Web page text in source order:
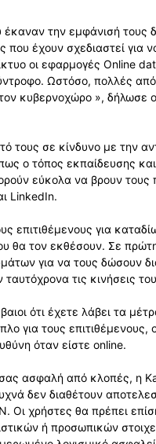
έκαναν την εμφάνισή τους
που έχουν σχεδιαστεί για
οι εφαρμογές Online
Ωστόσο, πολλές από
κυβερνοχώρο », δήλωσε
τους σε κίνδυνο με την
ο τόπος εκπαίδευσης
εύκολα να βρουν
LinkedIn.
επιτιθέμενους για
θα τον εκθέσουν. Σε
για να τους δώσουν
τις κινήσεις
ότι έχετε λάβει τα
για τους
όταν είστε online.
ασφαλή από κλοπές, η
δεν διαθέτουν
Οι χρήστες θα πρέπει
ή προσωπικών